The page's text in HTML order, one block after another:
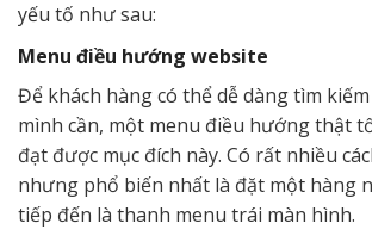
yếu tố như sau:
Menu điều hướng website
Để khách hàng có thể dễ dàng tìm
mình cần, một menu điều hướng thật
đạt được mục đích này. Có rất nhiều
nhưng phổ biến nhất là đặt một hàng
tiếp đến là thanh menu trái màn hình.